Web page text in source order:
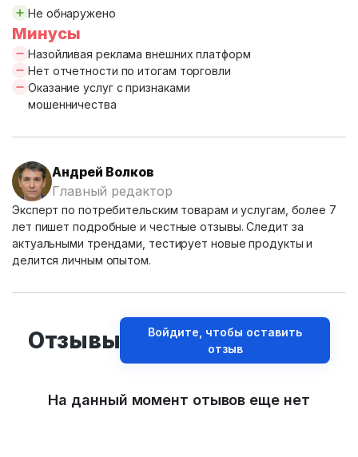
Не обнаружено
Минусы
Назойливая реклама внешних платформ
Нет отчетности по итогам торговли
Оказание услуг с признаками
мошенничества
Андрей Волков
Главный редактор
Эксперт по потребительским товарам и услугам, более 7
лет пишет подробные и честные отзывы. Следит за
актуальными трендами, тестирует новые продукты и
делится личным опытом.
Отзывы
Войдите, чтобы оставить
отзыв
На данный момент отывов еще нет